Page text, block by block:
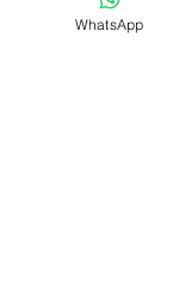
WhatsApp